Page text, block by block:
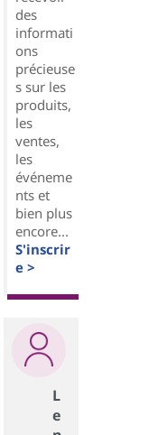
des
informati
ons
précieuse
s sur les
produits,
les
ventes,
les
événeme
nts et
bien plus
encore...
S'inscrir
e >
L
e